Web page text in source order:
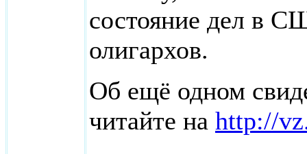
состояние дел в
олигархов.
Об ещё одном
читайте на http://